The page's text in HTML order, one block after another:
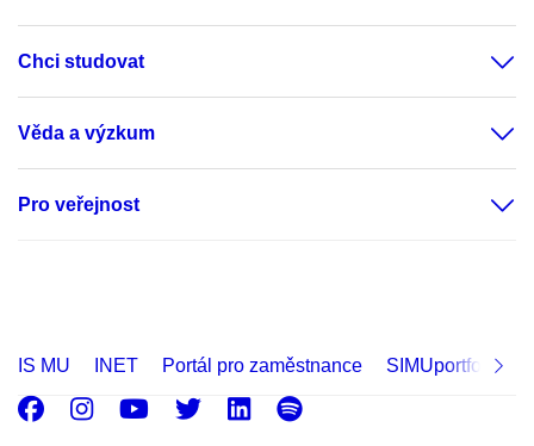
Chci studovat
Věda a výzkum
Pro veřejnost
IS MU INET Portál pro zaměstnance SIMUportfolio
Facebook
Instagram
Youtube
Twitter
LinkedIn
Spotify